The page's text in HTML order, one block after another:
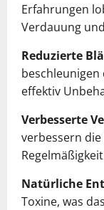
Erfahrungen
Verdauung
Reduzierte
effektiv
Verbesserte
verbessern
Natürliche
Toxine, was